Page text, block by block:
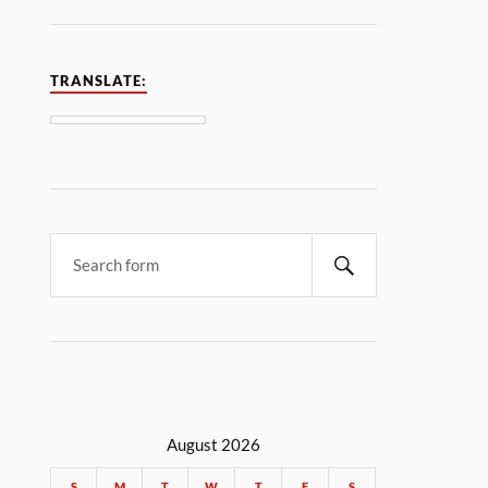
TRANSLATE:
August 2026